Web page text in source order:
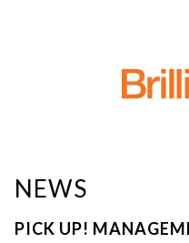
NEWS
PICK UP!